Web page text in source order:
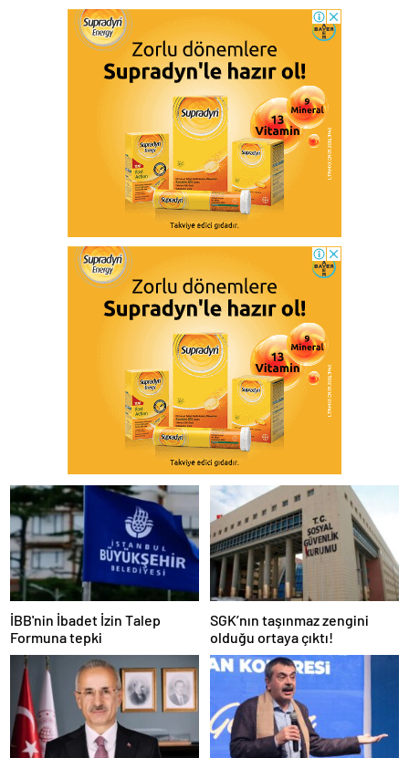
İBB'nin İbadet İzin Talep
Formuna tepki
SGK’nın taşınmaz zengini
olduğu ortaya çıktı!